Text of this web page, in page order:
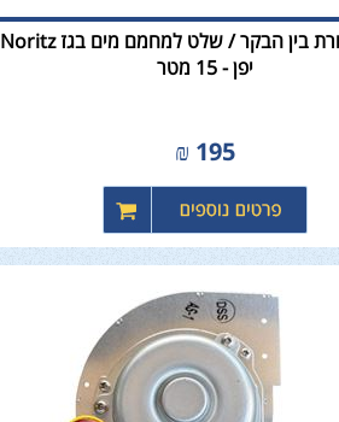
כבל תקשורת בין הבקר / שלט למחמם מים בגז Noritz
יפן - 15 מטר
195
₪